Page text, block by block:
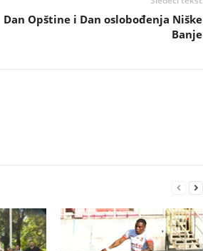
Dаn Opštine i Dаn oslobođenjа Niške
Bаnje